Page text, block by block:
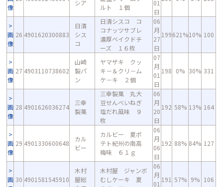
像
シア
ルト １個
01
日
画
像
26 4901620300883
日清
シス
コ
日清シスコ コ
コナッツサブレ
濃厚ベイクドチ
ーズ １６枚
06
月
27
日
199621%10% 100
画
像
27 4903110738602
山崎
製パ
ン
ヤマザキ クッ
キ－＆クリ－ム
ケ－キ ２個
07
月
01
日
198 0% 30% 331
画
像
28 4901626036274
三幸
製菓
三幸製菓 丸大
豆せんべいねぎ
塩だれ風味 ９
枚
06
月
20
日
192 58% 13% 164
画
像
29 4901330600648
カル
ビー
カルビー 夏ポ
テト紀州の南高
梅味 ６１ｇ
06
月
06
日
192 88% 84% 127
画 30 4901581545910
木村
屋総
木村屋 ジャンボ
むしケーキ 夏
06
月
01
191 57% 9% 106